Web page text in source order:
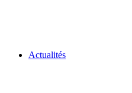
Actualités